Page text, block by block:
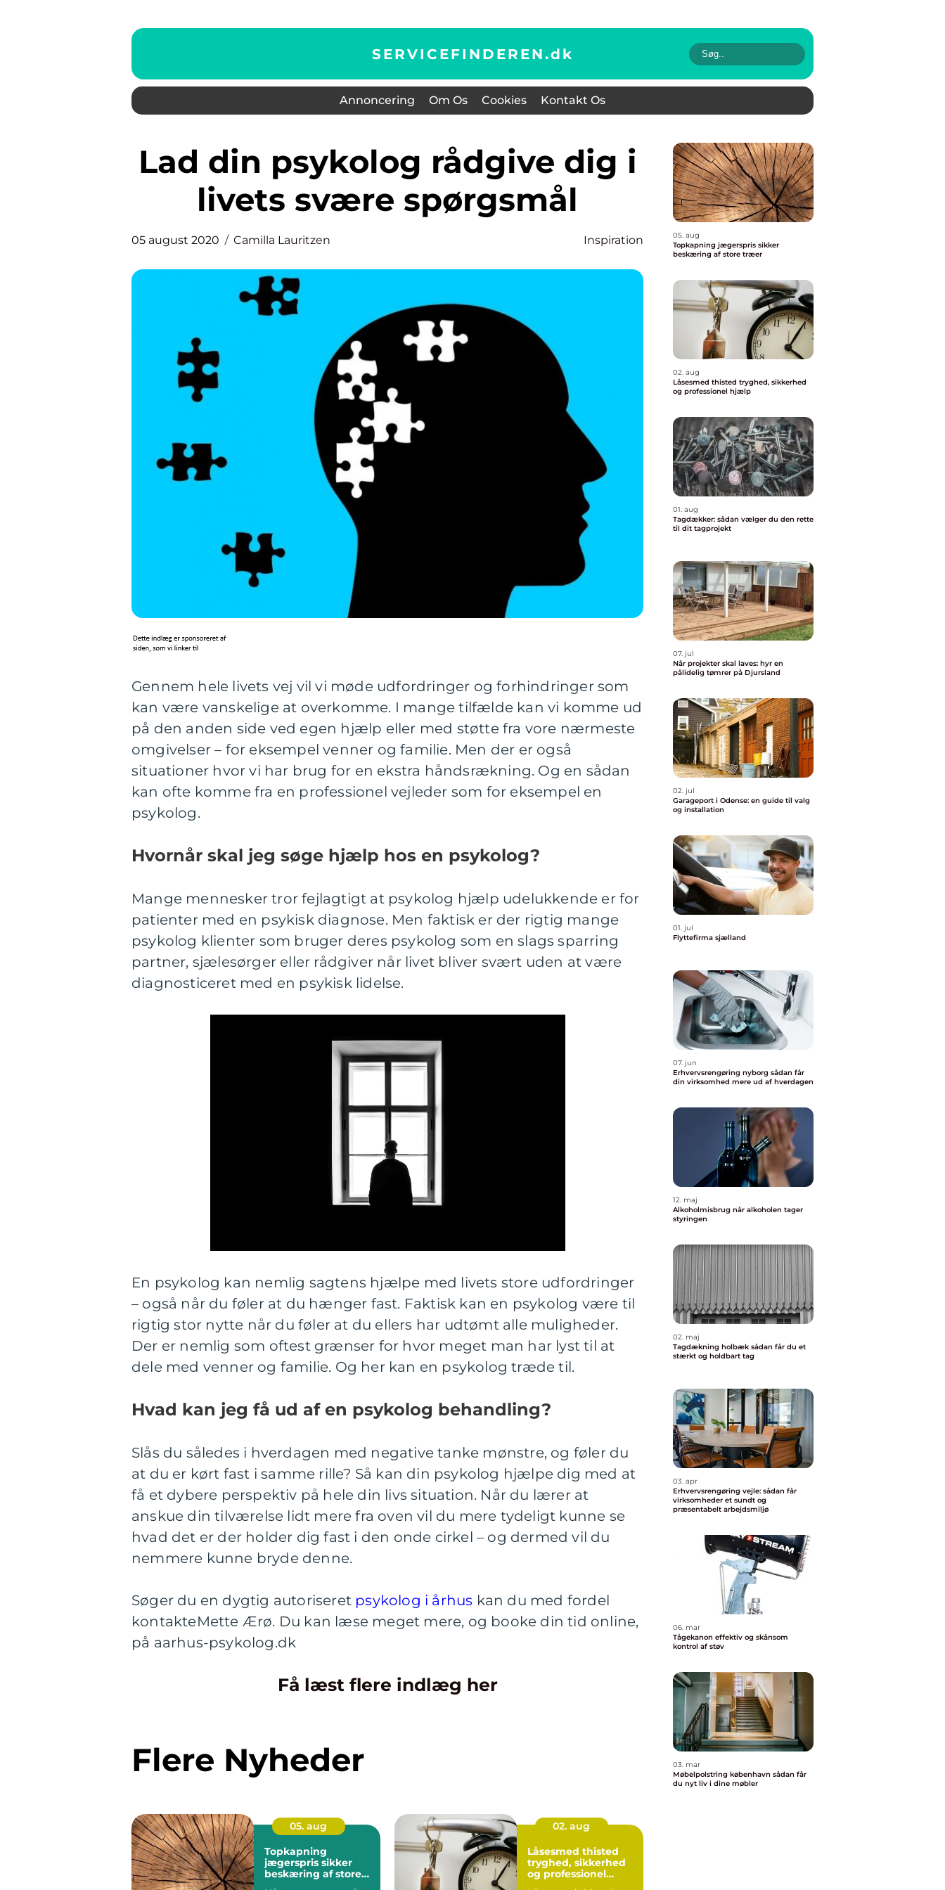
SERVICEFINDEREN.dk
Annoncering Om Os Cookies Kontakt Os
Lad din psykolog rådgive dig i
livets svære spørgsmål
05 august 2020 Camilla Lauritzen Inspiration
Gennem hele livets vej vil vi møde udfordringer og forhindringer som
kan være vanskelige at overkomme. I mange tilfælde kan vi komme ud
på den anden side ved egen hjælp eller med støtte fra vore nærmeste
omgivelser – for eksempel venner og familie. Men der er også
situationer hvor vi har brug for en ekstra håndsrækning. Og en sådan
kan ofte komme fra en professionel vejleder som for eksempel en
psykolog.
Hvornår skal jeg søge hjælp hos en psykolog?
Mange mennesker tror fejlagtigt at psykolog hjælp udelukkende er for
patienter med en psykisk diagnose. Men faktisk er der rigtig mange
psykolog klienter som bruger deres psykolog som en slags sparring
partner, sjælesørger eller rådgiver når livet bliver svært uden at være
diagnosticeret med en psykisk lidelse.
En psykolog kan nemlig sagtens hjælpe med livets store udfordringer
– også når du føler at du hænger fast. Faktisk kan en psykolog være til
rigtig stor nytte når du føler at du ellers har udtømt alle muligheder.
Der er nemlig som oftest grænser for hvor meget man har lyst til at
dele med venner og familie. Og her kan en psykolog træde til.
Hvad kan jeg få ud af en psykolog behandling?
Slås du således i hverdagen med negative tanke mønstre, og føler du
at du er kørt fast i samme rille? Så kan din psykolog hjælpe dig med at
få et dybere perspektiv på hele din livs situation. Når du lærer at
anskue din tilværelse lidt mere fra oven vil du mere tydeligt kunne se
hvad det er der holder dig fast i den onde cirkel – og dermed vil du
nemmere kunne bryde denne.
Søger du en dygtig autoriseret psykolog i århus kan du med fordel
kontakteMette Ærø. Du kan læse meget mere, og booke din tid online,
på aarhus-psykolog.dk
Få læst flere indlæg her
Flere Nyheder
05. aug
Topkapning
jægerspris sikker
beskæring af store
02. aug
Låsesmed thisted
tryghed, sikkerhed
og professionel
05. aug
Topkapning jægerspris sikker
beskæring af store træer
02. aug
Låsesmed thisted tryghed, sikkerhed
og professionel hjælp
01. aug
Tagdækker: sådan vælger du den rette
til dit tagprojekt
07. jul
Når projekter skal laves: hyr en
pålidelig tømrer på Djursland
02. jul
Garageport i Odense: en guide til valg
og installation
01. jul
Flyttefirma sjælland
07. jun
Erhvervsrengøring nyborg sådan får
din virksomhed mere ud af hverdagen
12. maj
Alkoholmisbrug når alkoholen tager
styringen
02. maj
Tagdækning holbæk sådan får du et
stærkt og holdbart tag
03. apr
Erhvervsrengøring vejle: sådan får
virksomheder et sundt og
præsentabelt arbejdsmiljø
06. mar
Tågekanon effektiv og skånsom
kontrol af støv
03. mar
Møbelpolstring københavn sådan får
du nyt liv i dine møbler